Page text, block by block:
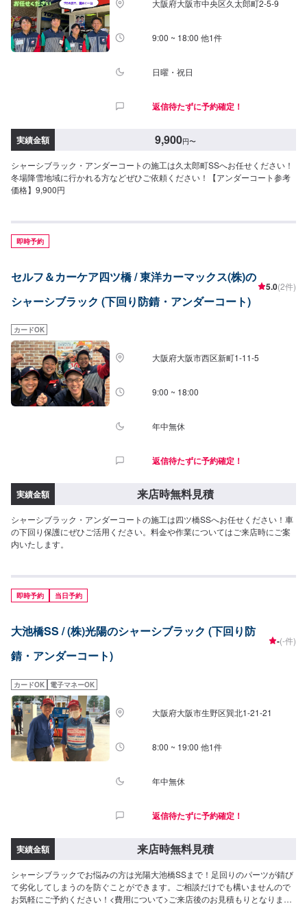
大阪府大阪市中央区久太郎町2-5-9
9:00 ~ 18:00 他1件
日曜・祝日
返信待たずに予約確定！
実績金額 9,900円〜
シャーシブラック・アンダーコートの施工は久太郎町SSへお任せください！
冬場降雪地域に行かれる方などぜひご依頼ください！【アンダーコート参考
価格】9,900円
即時予約
セルフ＆カーケア四ツ橋 / 東洋カーマックス(株)の
シャーシブラック (下回り防錆・アンダーコート)
5.0(2件)
カードOK
大阪府大阪市西区新町1-11-5
9:00 ~ 18:00
年中無休
返信待たずに予約確定！
実績金額 来店時無料見積
シャーシブラック・アンダーコートの施工は四ツ橋SSへお任せください！車
の下回り保護にぜひご活用ください。料金や作業についてはご来店時にご案
内いたします。
即時予約 当日予約
大池橋SS / (株)光陽のシャーシブラック (下回り防
錆・アンダーコート)
-(-件)
カードOK 電子マネーOK
大阪府大阪市生野区巽北1-21-21
8:00 ~ 19:00 他1件
年中無休
返信待たずに予約確定！
実績金額 来店時無料見積
シャーシブラックでお悩みの方は光陽大池橋SSまで！足回りのパーツが錆び
て劣化してしまうのを防ぐことができます。ご相談だけでも構いませんので
お気軽にご予約ください！<費用について>ご来店後のお見積もりとなりま